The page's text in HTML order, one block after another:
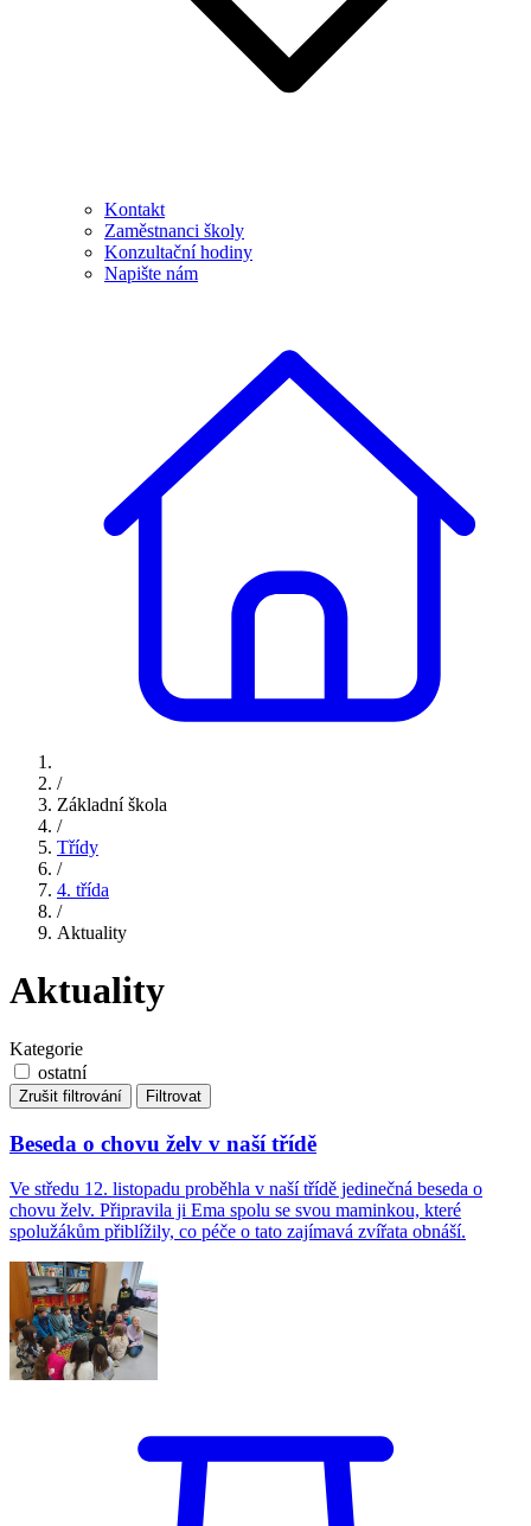
Kontakt
Zaměstnanci školy
Konzultační hodiny
Napište nám
/
Základní škola
/
Třídy
/
4. třída
/
Aktuality
Aktuality
Kategorie
ostatní
Zrušit filtrování Filtrovat
Beseda o chovu želv v naší třídě
Ve středu 12. listopadu proběhla v naší třídě jedinečná beseda o
chovu želv. Připravila ji Ema spolu se svou maminkou, které
spolužákům přiblížily, co péče o tato zajímavá zvířata obnáší.